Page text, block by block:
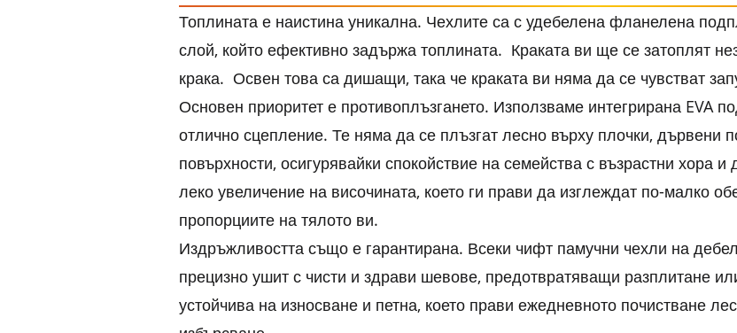
Топлината е наистина уникална. Чехлите са с удебелена фланелена
слой, който ефективно задържа топлината. Краката ви ще се затоплят
крака. Освен това са дишащи, така че краката ви няма да се чувстват
Основен приоритет е противоплъзгането. Използваме интегрирана EVA
отлично сцепление. Те няма да се плъзгат лесно върху плочки, дървени
повърхности, осигурявайки спокойствие на семейства с възрастни хора
леко увеличение на височината, което ги прави да изглеждат по-малко
пропорциите на тялото ви.
Издръжливостта също е гарантирана. Всеки чифт памучни чехли на
прецизно ушит с чисти и здрави шевове, предотвратяващи разплитане
устойчива на износване и петна, което прави ежедневното почистване